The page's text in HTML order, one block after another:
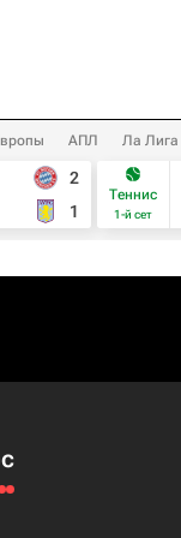
АПЛ Ла Лига
2
1
Теннис
1-й сет